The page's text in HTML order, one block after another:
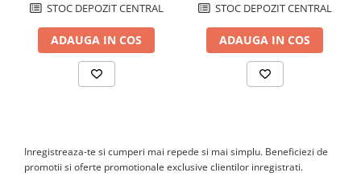
energetic.
STOC DEPOZIT CENTRAL
ADAUGA IN COS
STOC DEPOZIT CENTRAL
ADAUGA IN COS
Inregistreaza-te si cumperi mai repede si mai simplu. Beneficiezi de
promotii si oferte promotionale exclusive clientilor inregistrati.